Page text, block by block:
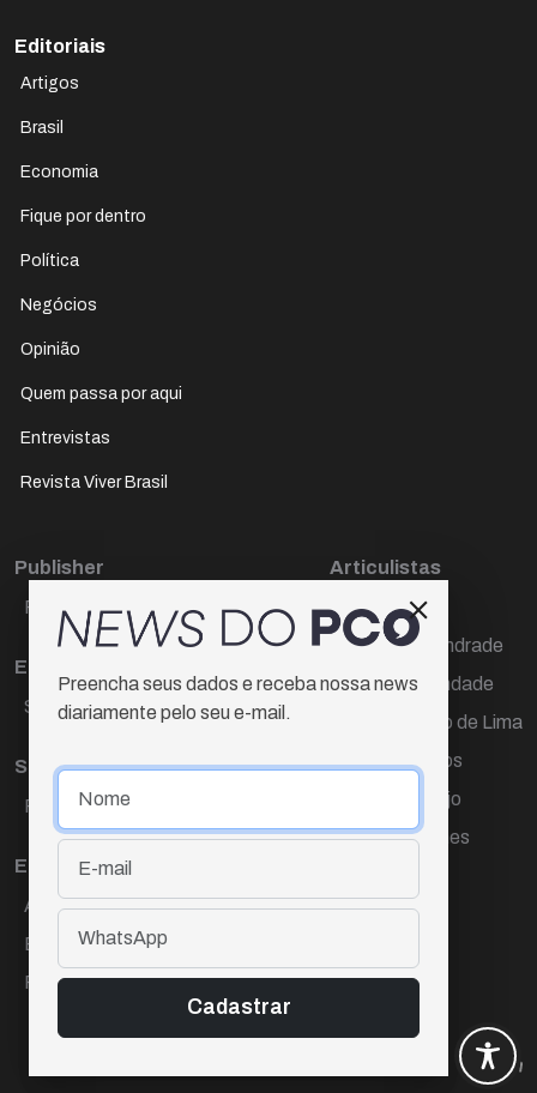
Editoriais
Artigos
Brasil
Economia
Fique por dentro
Política
Negócios
Opinião
Quem passa por aqui
Entrevistas
Revista Viver Brasil
Publisher
Paulo Cesar de Oliveira
Editora Chefe
Sueli Cotta
Sub-editora
Raquel Ayres
Equipe
Ana Lúcia Cortez
Eliane Hardy
Fernando Torres
Articulistas
Décio Freire
Dr Marcos Andrade
Hamilton Trindade
Igor Carvalho de Lima
Mario Campos
Renata Araújo
Wagner Gomes
Preencha seus dados e receba nossa news
diariamente pelo seu e-mail.